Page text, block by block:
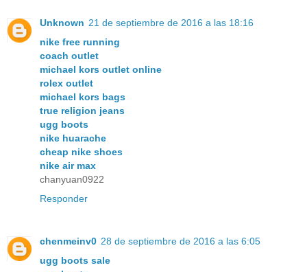
Unknown 21 de septiembre de 2016 a las 18:16
nike free running
coach outlet
michael kors outlet online
rolex outlet
michael kors bags
true religion jeans
ugg boots
nike huarache
cheap nike shoes
nike air max
chanyuan0922
Responder
chenmeinv0 28 de septiembre de 2016 a las 6:05
ugg boots sale